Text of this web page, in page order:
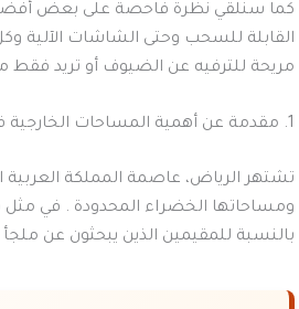
كما سنلقي نظرة فاحصة على بعض أفضل
القابلة للسحب وحتى الشاشات الآلية
مريحة للترفيه عن الضيوف أو تريد فقط
1. مقدمة عن أهمية المساحات الخارجية في الرياض
تشتهر الرياض، عاصمة المملكة العربية
ومساحاتها الخضراء المحدودة . في مثل
بالنسبة للمقيمين الذين يبحثون عن ملجأ